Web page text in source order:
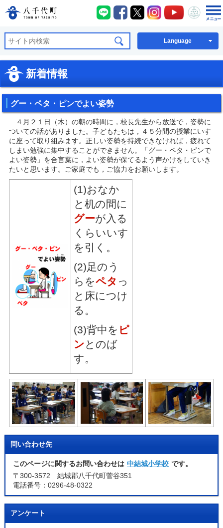
八千代町公式ホームページ
八千代町LINE
八千代町Facebook
八千代町X八千代町Instagram
八千代町
八千
Language
新着情報
グー・ペタ・ピンでよい姿勢
４月２１日（木）の朝の時間に，校長先生から放送で，姿勢に
ついての話がありました。子どもたちは，４５分間の授業にいす
に座って取り組みます。正しい姿勢を持続できなければ，疲れて
しまい勉強に集中することができません。「グー・ペタ・ピンで
よい姿勢」を合言葉に，よい姿勢が保てるよう声かけをしていき
たいと思います。ご家庭でも，ご協力をお願いします。
(1)おなか
と机の間に
グーが入る
くらいいす
を引く。
(2)足のう
らをペタ っ
と床につけ
る。
(3)背中を ピ
ン とのば
す。
問い合わせ先
このページに関するお問い合わせは 中結城小学校 です。
〒300-3572 結城郡八千代町菅谷351
電話番号：0296-48-0322
アンケート